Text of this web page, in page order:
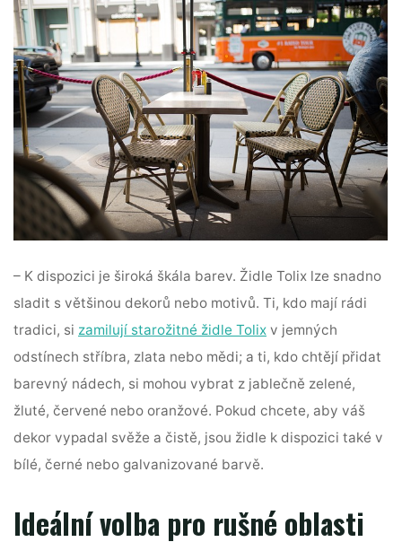
– K dispozici je široká škála barev. Židle Tolix lze snadno
sladit s většinou dekorů nebo motivů. Ti, kdo mají rádi
tradici, si zamilují starožitné židle Tolix v jemných
odstínech stříbra, zlata nebo mědi; a ti, kdo chtějí přidat
barevný nádech, si mohou vybrat z jablečně zelené,
žluté, červené nebo oranžové. Pokud chcete, aby váš
dekor vypadal svěže a čistě, jsou židle k dispozici také v
bílé, černé nebo galvanizované barvě.
Ideální volba pro rušné oblasti